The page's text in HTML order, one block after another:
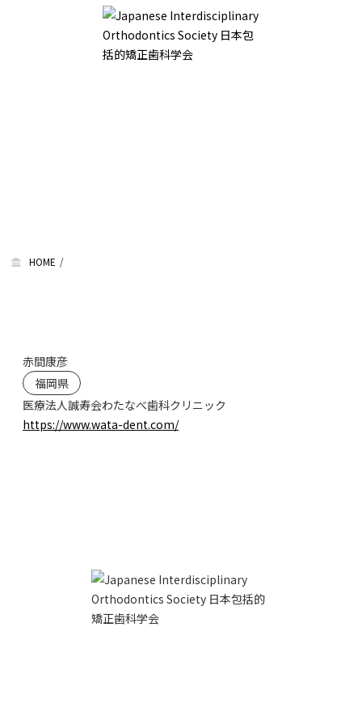
HOME
赤間康彦
福岡県
医療法人誠寿会わたなべ歯科クリニック
https://www.wata-dent.com/